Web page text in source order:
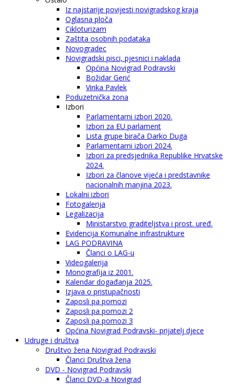
Iz najstarije povijesti novigradskog kraja
Oglasna ploča
Cikloturizam
Zaštita osobnih podataka
Novogradec
Novigradski pisci, pjesnici i naklada
Općina Novigrad Podravski
Božidar Gerić
Vinka Pavlek
Poduzetnička zona
Izbori
Parlamentarni izbori 2020.
Izbori za EU parlament
Lista grupe birača Darko Duga
Parlamentarni izbori 2024.
Izbori za predsjednika Republike Hrvatske
2024.
Izbori za članove vijeća i predstavnike
nacionalnih manjina 2023.
Lokalni izbori
Fotogalerija
Legalizacija
Ministarstvo graditeljstva i prost. uređ.
Evidencija Komunalne infrastrukture
LAG PODRAVINA
Članci o LAG-u
Videogalerija
Monografija iz 2001.
Kalendar događanja 2025.
Izjava o pristupačnosti
Zaposli pa pomozi
Zaposli pa pomozi 2
Zaposli pa pomozi 3
Općina Novigrad Podravski- prijatelj djece
Udruge i društva
Društvo žena Novigrad Podravski
Članci Društva žena
DVD - Novigrad Podravski
Članci DVD-a Novigrad